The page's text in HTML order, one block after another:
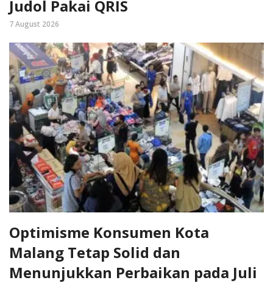
Judol Pakai QRIS
7 August 2026
Optimisme Konsumen Kota
Malang Tetap Solid dan
Menunjukkan Perbaikan pada Juli